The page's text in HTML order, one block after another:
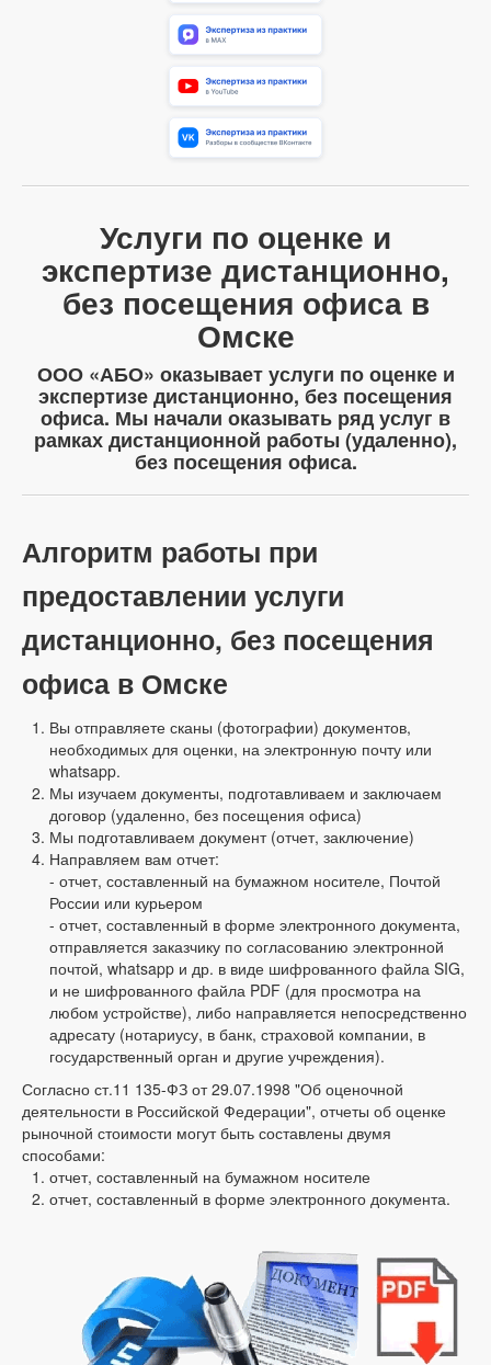
Услуги по оценке и
экспертизе дистанционно,
без посещения офиса в
Омске
ООО «АБО» оказывает услуги по оценке и
экспертизе дистанционно, без посещения
офиса. Мы начали оказывать ряд услуг в
рамках дистанционной работы (удаленно),
без посещения офиса.
Алгоритм работы при
предоставлении услуги
дистанционно, без посещения
офиса в Омске
Вы отправляете сканы (фотографии) документов,
необходимых для оценки, на электронную почту или
whatsapp.
Мы изучаем документы, подготавливаем и заключаем
договор (удаленно, без посещения офиса)
Мы подготавливаем документ (отчет, заключение)
Направляем вам отчет:
- отчет, составленный на бумажном носителе, Почтой
России или курьером
- отчет, составленный в форме электронного документа,
отправляется заказчику по согласованию электронной
почтой, whatsapp и др. в виде шифрованного файла SIG,
и не шифрованного файла PDF (для просмотра на
любом устройстве), либо направляется непосредственно
адресату (нотариусу, в банк, страховой компании, в
государственный орган и другие учреждения).
Согласно ст.11 135-ФЗ от 29.07.1998 "Об оценочной
деятельности в Российской Федерации", отчеты об оценке
рыночной стоимости могут быть составлены двумя
способами:
отчет, составленный на бумажном носителе
отчет, составленный в форме электронного документа.